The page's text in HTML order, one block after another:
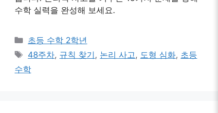
수학 실력을 완성해 보세요.
카
테
리
초등 수학 2학년
태
그
48주차, 규칙 찾기 , 논리 사고 , 도형 심화, 초등
수학